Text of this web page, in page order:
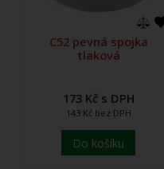
C52 pevná spojka
tlaková
173 Kč s DPH
143 Kč bez DPH
Do košíku